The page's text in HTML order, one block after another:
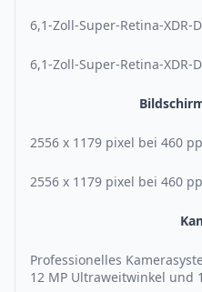
6,1-Zoll-Super-Retina-XDR-
6,1-Zoll-Super-Retina-XDR-
2556 x 1179 pixel bei 460
2556 x 1179 pixel bei 460
Professionelles
12 MP Ultraweitwinkel und